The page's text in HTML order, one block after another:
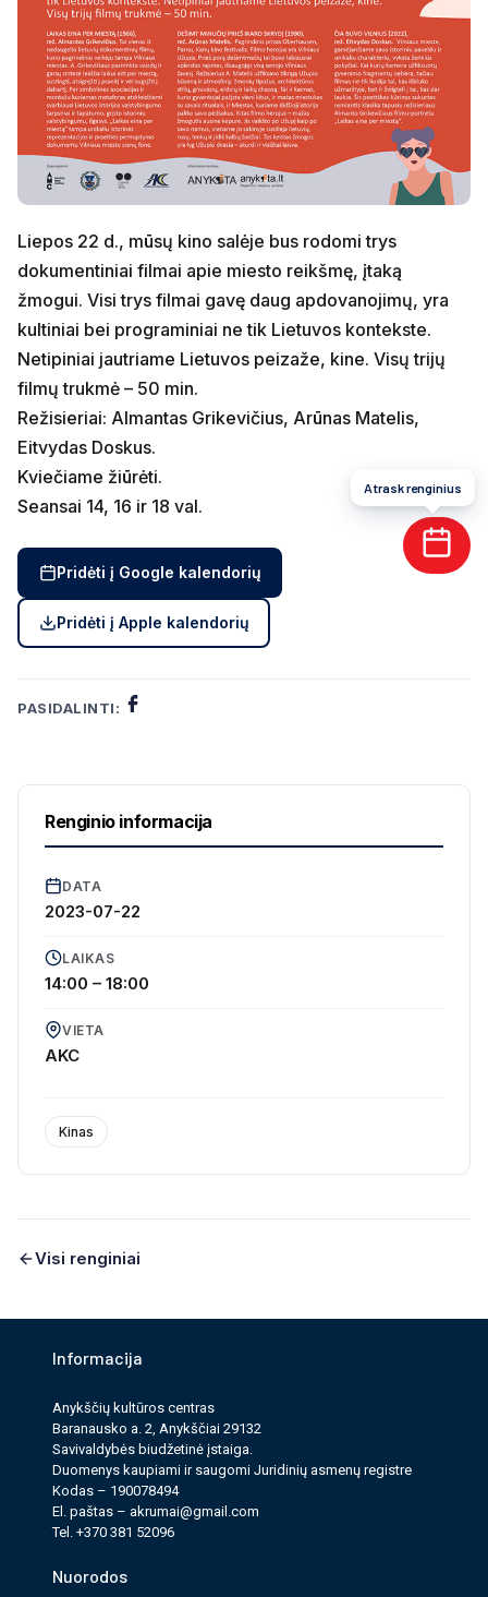
Liepos 22 d., mūsų kino salėje bus rodomi trys
dokumentiniai filmai apie miesto reikšmę, įtaką
žmogui. Visi trys filmai gavę daug apdovanojimų, yra
kultiniai bei programiniai ne tik Lietuvos kontekste.
Netipiniai jautriame Lietuvos peizaže, kine. Visų trijų
filmų trukmė – 50 min.
Režisieriai: Almantas Grikevičius, Arūnas Matelis,
Eitvydas Doskus.
Kviečiame žiūrėti.
Seansai 14, 16 ir 18 val.
Pridėti į Google kalendorių
Pridėti į Apple kalendorių
PASIDALINTI:
Renginio informacija
DATA
2023-07-22
LAIKAS
14:00 – 18:00
VIETA
AKC
Kinas
Visi renginiai
Informacija
Anykščių kultūros cen­tras
Baranausko a. 2, Anykščiai 29132
Savi­valdy­bės biudžet­inė įstaiga.
Duomenys kau­pi­ami ir saugomi Juri­dinių asmenų reg­istre
Kodas – 190078494
El. paš­tas – akrumai@gmail.com
Tel. +370 381 52096
Nuorodos
Atrask renginius